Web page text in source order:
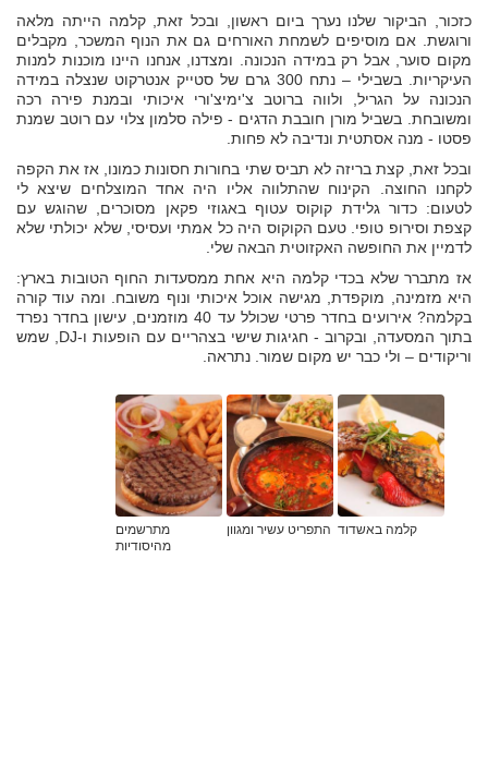
כזכור, הביקור שלנו נערך ביום ראשון, ובכל זאת, קלמה הייתה מלאה
ורוגשת. אם מוסיפים לשמחת האורחים גם את הנוף המשכר, מקבלים
מקום סוער, אבל רק במידה הנכונה. ומצדנו, אנחנו היינו מוכנות למנות
העיקריות. בשבילי – נתח 300 גרם של סטייק אנטרקוט שנצלה במידה
הנכונה על הגריל, ולווה ברוטב צ'ימיצ'ורי איכותי ובמנת פירה רכה
ומשובחת. בשביל מורן חובבת הדגים - פילה סלמון צלוי עם רוטב שמנת
פסטו - מנה אסתטית ונדיבה לא פחות.
ובכל זאת, קצת בריזה לא תביס שתי בחורות חסונות כמונו, אז את הקפה
לקחנו החוצה. הקינוח שהתלווה אליו היה אחד המוצלחים שיצא לי
לטעום: כדור גלידת קוקוס עטוף באגוזי פקאן מסוכרים, שהוגש עם
קצפת וסירופ טופי. טעם הקוקוס היה כל אמתי ועסיסי, שלא יכולתי שלא
לדמיין את החופשה האקזוטית הבאה שלי.
אז מתברר שלא בכדי קלמה היא אחת ממסעדות החוף הטובות בארץ:
היא מזמינה, מוקפדת, מגישה אוכל איכותי ונוף משובח. ומה עוד קורה
בקלמה? אירועים בחדר פרטי שכולל עד 40 מוזמנים, עישון בחדר נפרד
בתוך המסעדה, ובקרוב - חגיגות שישי בצהריים עם הופעות ו-DJ, שמש
וריקודים – ולי כבר יש מקום שמור. נתראה.
קלמה באשדוד התפריט עשיר ומגוון
מתרשמים
מהיסודיות